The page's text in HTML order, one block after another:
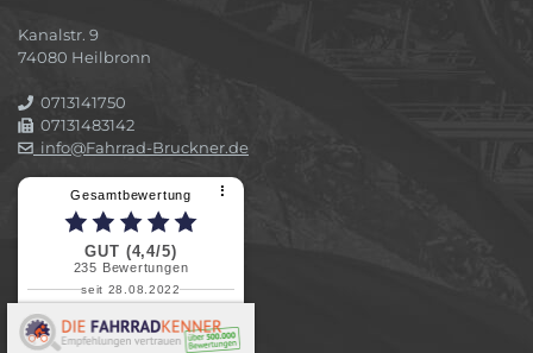
Kanalstr. 9
74080 Heilbronn
0713141750
07131483142
info@Fahrrad-Bruckner.de
Gesamtbewertung ⠇
GUT (4,4/5)
235 Bewertungen
seit 28.08.2022
Elvira B.
Superschnelle und freundliche